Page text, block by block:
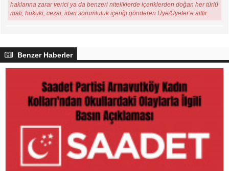
haklarına zarar verici ya da benzeri niteliklerde içeriklerden doğan her türlü
mali, hukuki, cezai, idari sorumluluk içeriği gönderen Üye/Üyeler’e aittir.
Benzer Haberler